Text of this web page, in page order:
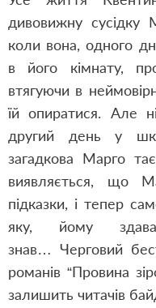
дивовижну
коли вона, одного
в його кімнату,
втягуючи в
їй опиратися. Але
другий день у
загадкова Марго
виявляється, що
підказки, і тепер
яку, йому
знав… Черговий
романів “Провина
залишить читачів